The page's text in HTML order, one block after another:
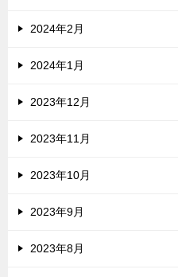
2024年2月
2024年1月
2023年12月
2023年11月
2023年10月
2023年9月
2023年8月